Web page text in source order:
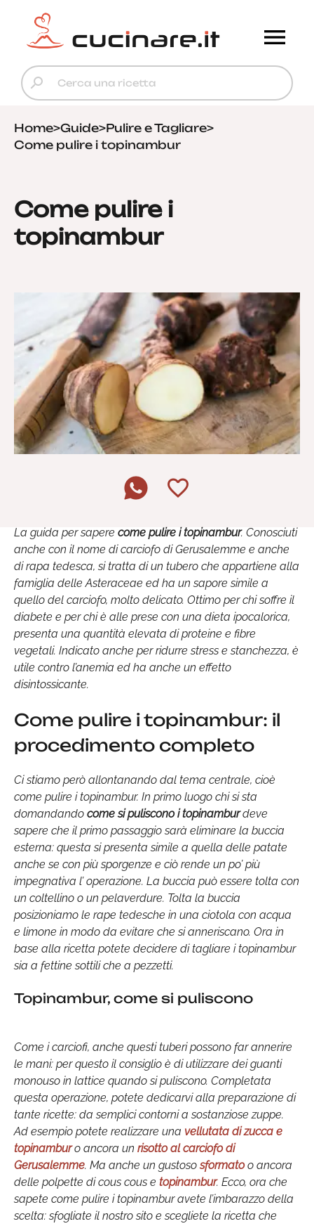
Home>Guide>Pulire e Tagliare>
Come pulire i topinambur
Come pulire i
topinambur
La guida per sapere come pulire i topinambur. Conosciuti
anche con il nome di carciofo di Gerusalemme e anche
di rapa tedesca, si tratta di un tubero che appartiene alla
famiglia delle Asteraceae ed ha un sapore simile a
quello del carciofo, molto delicato. Ottimo per chi soffre il
diabete e per chi è alle prese con una dieta ipocalorica,
presenta una quantità elevata di proteine e fibre
vegetali. Indicato anche per ridurre stress e stanchezza, è
utile contro l’anemia ed ha anche un effetto
disintossicante.
Come pulire i topinambur: il
procedimento completo
Ci stiamo però allontanando dal tema centrale, cioè
come pulire i topinambur. In primo luogo chi si sta
domandando come si puliscono i topinamburdeve
sapere che il primo passaggio sarà eliminare la buccia
esterna: questa si presenta simile a quella delle patate
anche se con più sporgenze e ciò rende un po’ più
impegnativa l’ operazione. La buccia può essere tolta con
un coltellino o un pelaverdure. Tolta la buccia
posizioniamo le rape tedesche in una ciotola con acqua
e limone in modo da evitare che si anneriscano. Ora in
base alla ricetta potete decidere di tagliare i topinambur
sia a fettine sottili che a pezzetti.
Topinambur, come si puliscono
Come i carciofi, anche questi tuberi possono far annerire
le mani: per questo il consiglio è di utilizzare dei guanti
monouso in lattice quando si puliscono. Completata
questa operazione, potete dedicarvi alla preparazione di
tante ricette: da semplici contorni a sostanziose zuppe.
Ad esempio potete realizzare una vellutata di zucca e
topinamburo ancora un risotto al carciofo di
Gerusalemme. Ma anche un gustososformatoo ancora
delle polpette di cous cous e topinambur. Ecco, ora che
sapete come pulire i topinambur avete l’imbarazzo della
scelta: sfogliate il nostro sito e scegliete la ricetta che